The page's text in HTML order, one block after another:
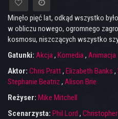
Minęło pięć lat, odkąd wszystko
w obliczu nowego, ogromnego
kosmosu, niszczących wszystko
Gatunki: Akcja, Komedia, Animacja
Aktor: Chris Pratt, Elizabeth Banks ,
Stephanie Beatriz , Alison Brie
Reżyser: Mike Mitchell
Scenarzysta: Phil Lord ,